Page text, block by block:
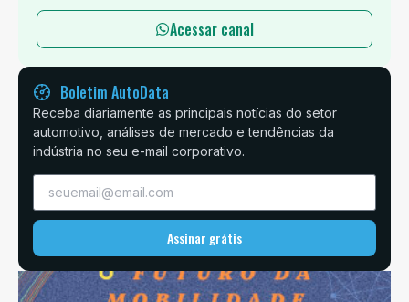
Acessar canal
Boletim AutoData
Receba diariamente as principais notícias do setor
automotivo, análises de mercado e tendências da
indústria no seu e-mail corporativo.
Assinar grátis